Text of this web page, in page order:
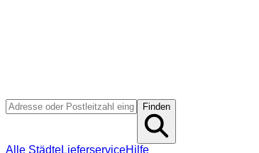
Finden
Alle StädteLieferserviceHilfe